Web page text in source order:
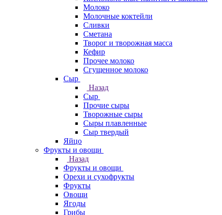
Молоко
Молочные коктейли
Сливки
Сметана
Творог и творожная масса
Кефир
Прочее молоко
Сгущенное молоко
Сыр
Назад
Сыр
Прочие сыры
Творожные сыры
Сыры плавленные
Сыр твердый
Яйцо
Фрукты и овощи
Назад
Фрукты и овощи
Орехи и сухофрукты
Фрукты
Овощи
Ягоды
Грибы